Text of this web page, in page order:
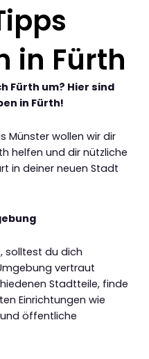
in Fürth
Fürth um? Hier sind
in Fürth!
Münster wollen wir dir
helfen und dir nützliche
in deiner neuen Stadt
solltest du dich
vertraut
Stadtteile, finde
Einrichtungen wie
und öffentliche